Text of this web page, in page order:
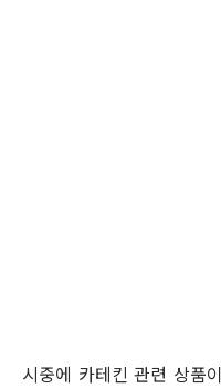
시중에 카테킨 관련 상품